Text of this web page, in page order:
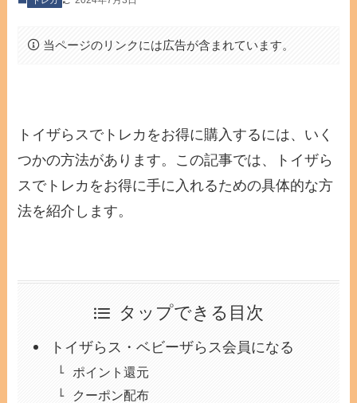
当ページのリンクには広告が含まれています。
トイザらスでトレカをお得に購入するには、いく
つかの方法があります。この記事では、トイザら
スでトレカをお得に手に入れるための具体的な方
法を紹介します。
タップできる目次
トイザらス・ベビーザらス会員になる
ポイント還元
クーポン配布